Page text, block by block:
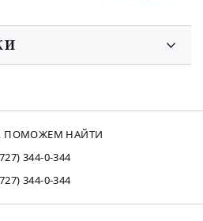
ПОМОЖЕМ НАЙТИ
344-0-344
344-0-344